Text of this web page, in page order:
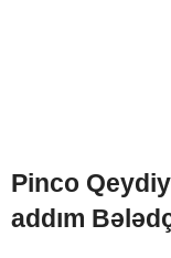
Pinco
addım